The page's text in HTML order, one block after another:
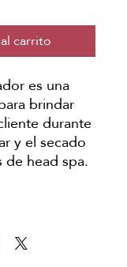
carrito
es una
brindar
durante
y el secado
head spa.